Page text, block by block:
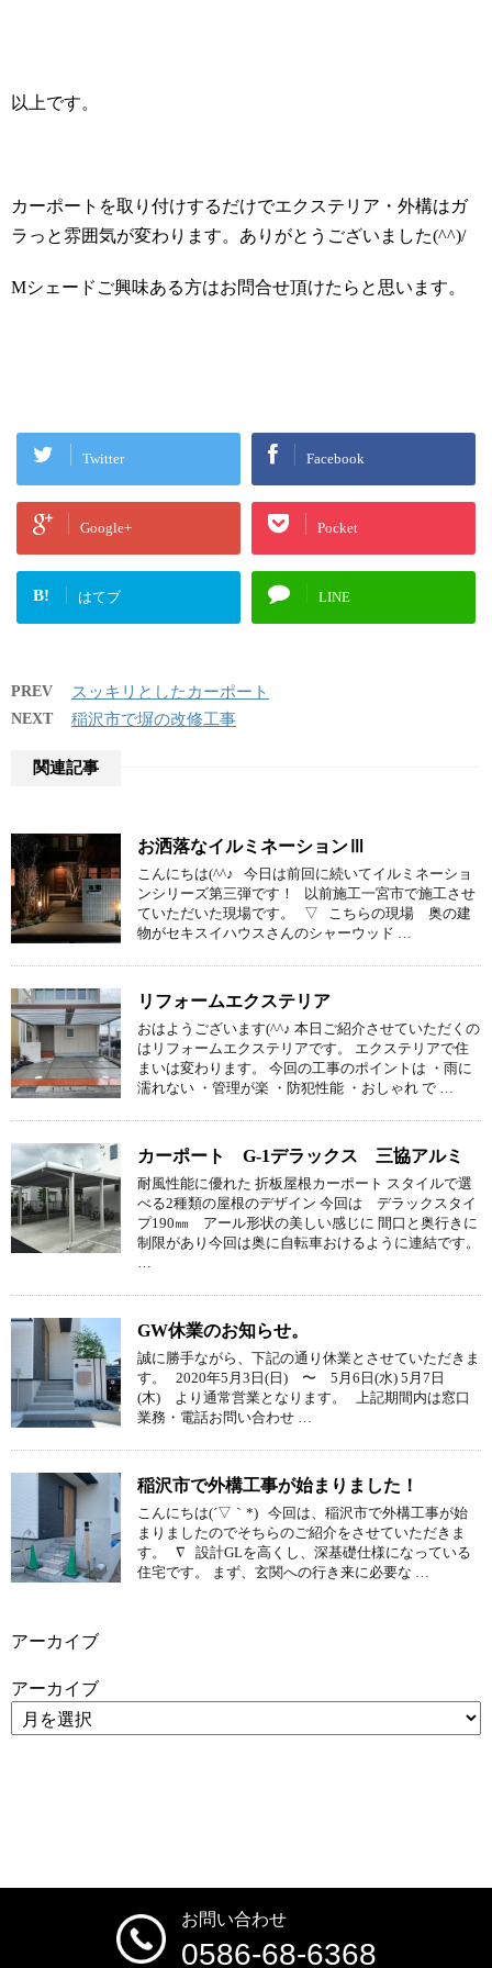
以上です。
カーポートを取り付けするだけでエクステリア・外構はガ
ラっと雰囲気が変わります。ありがとうございました(^^)/
Mシェードご興味ある方はお問合せ頂けたらと思います。
Twitter Facebook
Google+ Pocket
B! はてブ LINE
PREV スッキリとしたカーポート
NEXT 稲沢市で塀の改修工事
関連記事
お洒落なイルミネーションⅢ
こんにちは(^^♪ 今日は前回に続いてイルミネーショ
ンシリーズ第三弾です！ 以前施工一宮市で施工させ
ていただいた現場です。 ▽ こちらの現場 奥の建
物がセキスイハウスさんのシャーウッド …
リフォームエクステリア
おはようございます(^^♪ 本日ご紹介させていただくの
はリフォームエクステリアです。 エクステリアで住
まいは変わります。 今回の工事のポイントは ・雨に
濡れない ・管理が楽 ・防犯性能 ・おしゃれ で …
カーポート G-1デラックス 三協アルミ
耐風性能に優れた 折板屋根カーポート スタイルで選
べる2種類の屋根のデザイン 今回は デラックスタイ
プ190㎜ アール形状の美しい感じに 間口と奥行きに
制限があり今回は奥に自転車おけるように連結です。
GW休業のお知らせ。
誠に勝手ながら、下記の通り休業とさせていただきま
す。 2020年5月3日(日) 〜 5月6日(水) 5月7日
(木) より通常営業となります。 上記期間内は窓口
業務・電話お問い合わせ …
稲沢市で外構工事が始まりました！
こんにちは(´▽｀*) 今回は、稲沢市で外構工事が始
まりましたのでそちらのご紹介をさせていただきま
す。 ∇ 設計GLを高くし、深基礎仕様になっている
住宅です。 まず、玄関への行き来に必要な …
アーカイブ
アーカイブ
お問い合わせ
0586-68-6368